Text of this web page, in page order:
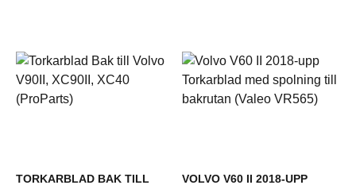
TORKARBLAD BAK TILL
VOLVO V60 II 2018-UPP